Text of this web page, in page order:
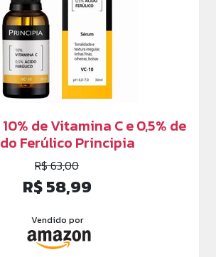
de Vitamina C e 0,5% de
Ferúlico Principia
R$ 63,00
R$ 58,99
Vendido por